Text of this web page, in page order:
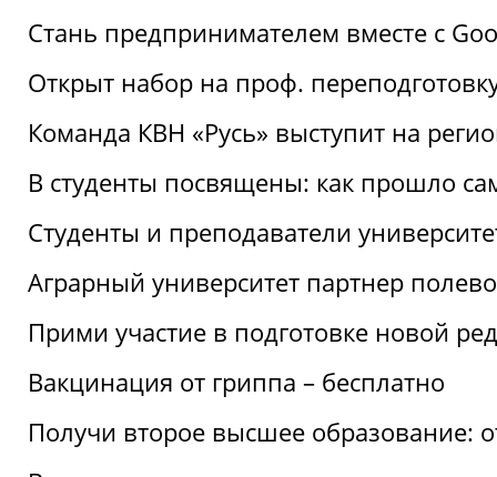
Стань предпринимателем вместе с
Открыт набор на проф.
Команда КВН «Русь» выступит на
В студенты посвящены: как прошло
Студенты и преподаватели
Аграрный университет партнер
Прими участие в подготовке новой
Вакцинация от гриппа – бесплатно
Получи второе высшее образование: